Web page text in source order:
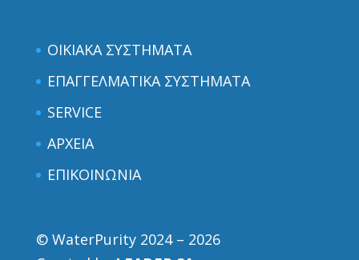
ΟΙΚΙΑΚΑ ΣΥΣΤΗΜΑΤΑ
ΕΠΑΓΓΕΛΜΑΤΙΚΑ ΣΥΣΤΗΜΑΤΑ
SERVICE
ΑΡΧΕΙΑ
ΕΠΙΚΟΙΝΩΝΙΑ
© WaterPurity 2024 – 2026